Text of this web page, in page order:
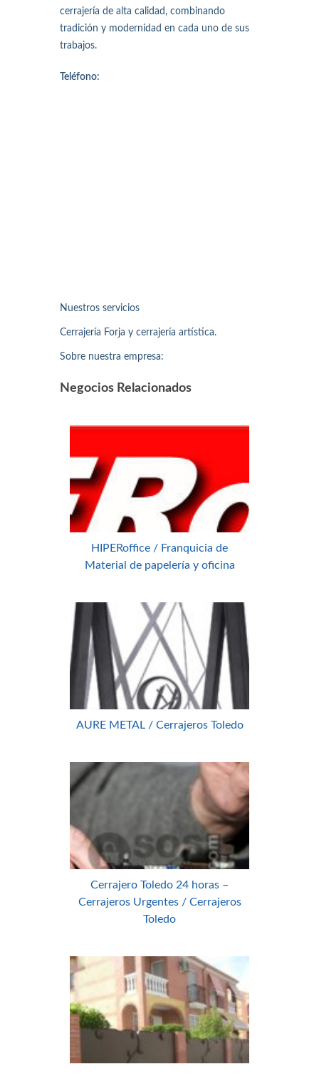
cerrajería de alta calidad, combinando
tradición y modernidad en cada uno de sus
trabajos.
Teléfono:
Nuestros servicios
Cerrajería Forja y cerrajería artística.
Sobre nuestra empresa:
Negocios Relacionados
HIPERoffice / Franquicia de
Material de papelería y oficina
AURE METAL / Cerrajeros Toledo
Cerrajero Toledo 24 horas –
Cerrajeros Urgentes / Cerrajeros
Toledo